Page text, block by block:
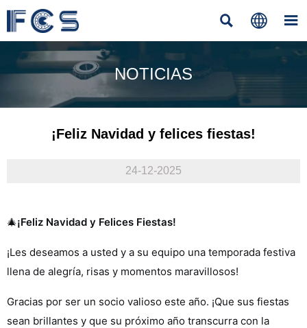
  
NOTICIAS
¡Feliz Navidad y felices fiestas!
24-12-2025
🎄¡Feliz Navidad y Felices Fiestas!
¡Les deseamos a usted y a su equipo una temporada festiva
llena de alegría, risas y momentos maravillosos!
Gracias por ser un socio valioso este año. ¡Que sus fiestas
sean brillantes y que su próximo año transcurra con la